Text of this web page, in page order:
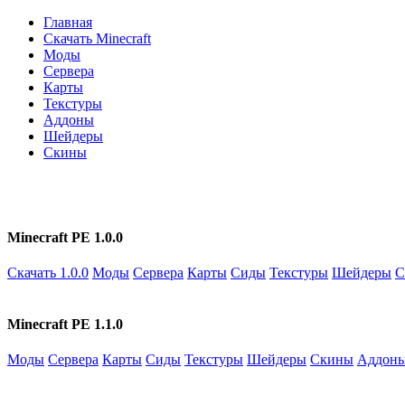
Главная
Скачать Minecraft
Моды
Сервера
Карты
Текстуры
Аддоны
Шейдеры
Скины
Minecraft PE 1.0.0
Скачать 1.0.0 Моды Сервера Карты Сиды Текстуры Шейдеры
Minecraft PE 1.1.0
Моды Сервера Карты Сиды Текстуры Шейдеры Скины